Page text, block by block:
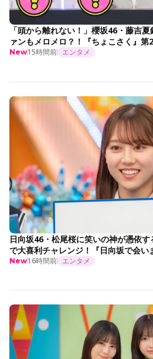
「頭から離れない！」櫻坂46・藤吉
ァンもメロメロ？！『ちょこさく』第
New15時間前 エンタメ
日向坂46・松尾桜に笑いの神が憑依
で大喜利チャレンジ！『日向坂で会い
New16時間前 エンタメ